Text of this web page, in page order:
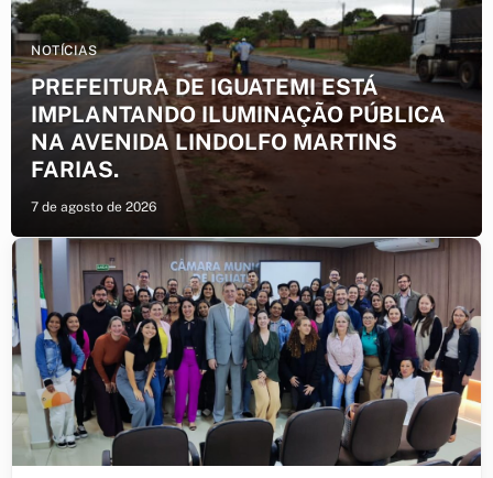
NOTÍCIAS
PREFEITURA DE IGUATEMI ESTÁ
IMPLANTANDO ILUMINAÇÃO PÚBLICA
NA AVENIDA LINDOLFO MARTINS
FARIAS.
7 de agosto de 2026